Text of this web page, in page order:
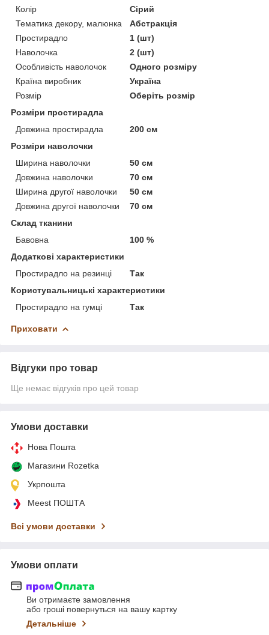
Колір
Сірий
Тематика декору, малюнка
Абстракція
Простирадло
1 (шт)
Наволочка
2 (шт)
Особливість наволочок
Одного розміру
Країна виробник
Україна
Розмір
Оберіть розмір
Розміри простирадла
Довжина простирадла
200 см
Розміри наволочки
Ширина наволочки
50 см
Довжина наволочки
70 см
Ширина другої наволочки
50 см
Довжина другої наволочки
70 см
Склад тканини
Бавовна
100 %
Додаткові характеристики
Простирадло на резинці
Так
Користувальницькі характеристики
Простирадло на гумці
Так
Приховати
Відгуки про товар
Ще немає відгуків про цей товар
Умови доставки
Нова Пошта
Магазини Rozetka
Укрпошта
Meest ПОШТА
Всі умови доставки
Умови оплати
Ви отримаєте замовлення
або гроші повернуться на вашу картку
Детальніше